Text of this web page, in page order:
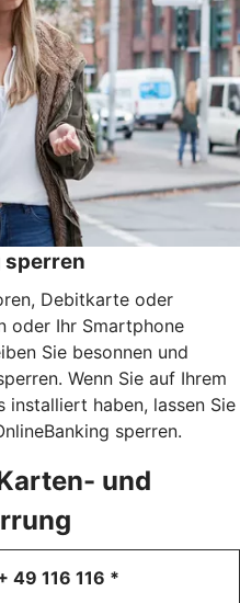
sperren
Debitkarte oder
oder Ihr Smartphone
Sie besonnen und
Wenn Sie auf Ihrem
installiert haben, lassen Sie
sperren.
und
49 116 116 *